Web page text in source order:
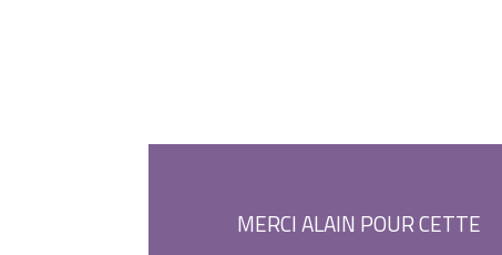
MERCI ALAIN POUR CETTE